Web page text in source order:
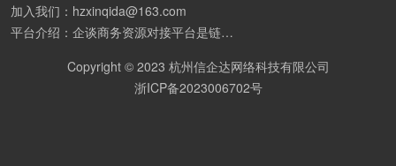
加入我们：hzxinqida@163.com
平台介绍：企谈商务资源对接平台是链接资源人脉与客户的平台,也是地推app接任务平台、地推拉新团队接单平台。平台汇聚100W+商务资源，地推拉新、APP推广、BD异业合作等业务可免费发布。同时全国的地推团队和个人都可在地推接单平台找到赚钱项目和分享交流地推问题。
Copyright © 2023 杭州信企达网络科技有限公司
浙ICP备2023006702号